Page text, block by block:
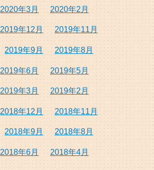
2020年3月 2020年2月
2019年12月 2019年11月
2019年9月 2019年8月
2019年6月 2019年5月
2019年3月 2019年2月
2018年12月 2018年11月
2018年9月 2018年8月
2018年6月 2018年4月